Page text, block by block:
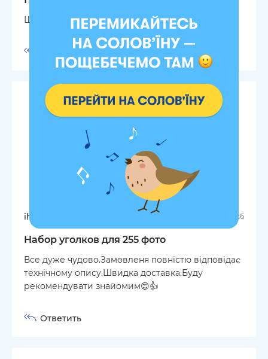
Швидка доставка та якісний товар
ihor 29.05.2026
Набор уголков для 255 фото
Все дуже чудово.Замовленя повністю відповідає
технічному опису.Швидка доставка.Буду
рекомендувати знайомим😊👍
Ответить